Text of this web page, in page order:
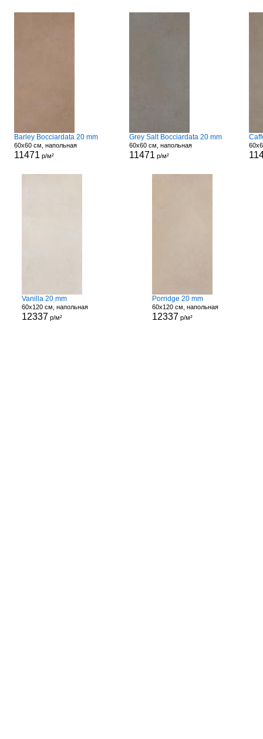
Barley Bocciardata 20 mm
60x60 см, напольная
11471 р/м²
Grey Salt Bocciardata 20 mm
60x60 см, напольная
11471 р/м²
Vanilla 20 mm
60x120 см, напольная
12337 р/м²
Porridge 20 mm
60x120 см, напольная
12337 р/м²